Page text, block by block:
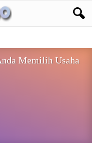
Memilih Usaha